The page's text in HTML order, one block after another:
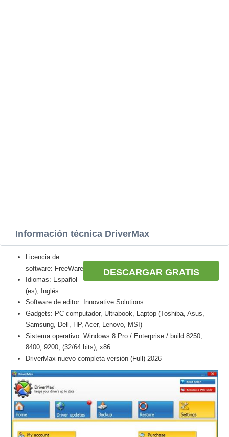
Información técnica DriverMax
DESCARGAR GRATIS
Licencia de
software: FreeWare
Idiomas: Español
(es), Inglés
Software de editor: Innovative Solutions
Gadgets: PC computador, Ultrabook, Laptop (Toshiba, Asus,
Samsung, Dell, HP, Acer, Lenovo, MSI)
Sistema operativo: Windows 8 Pro / Enterprise / build 8250,
8400, 9200, (32/64 bits), x86
DriverMax nuevo completa versión (Full) 2026